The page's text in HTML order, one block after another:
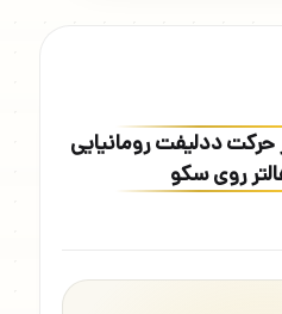
ددلیفت رومانیایی
روی سکو